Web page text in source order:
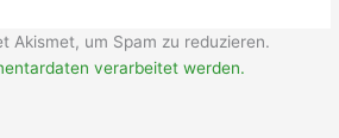
Akismet, um Spam zu reduzieren.
verarbeitet werden.